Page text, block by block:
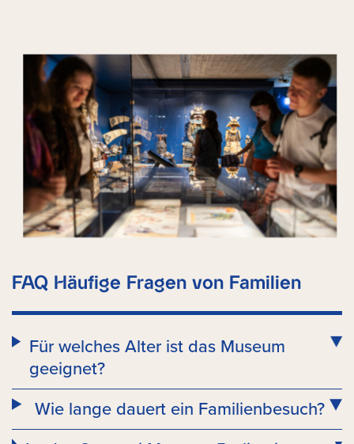
FAQ Häufige Fragen von Familien
Für welches Alter ist das Museum
geeignet?
Wie lange dauert ein Familienbesuch?